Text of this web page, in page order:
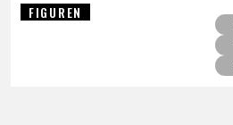
FIGUREN